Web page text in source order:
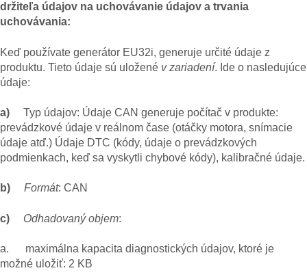
držiteľa údajov na uchovávanie údajov a trvania
uchovávania:
Keď používate generátor EU32i, generuje určité údaje z
produktu. Tieto údaje sú uložené v zariadení. Ide o nasledujúce
údaje:
a) Typ údajov: Údaje CAN generuje počítač v produkte:
prevádzkové údaje v reálnom čase (otáčky motora, snímacie
údaje atď.) Údaje DTC (kódy, údaje o prevádzkových
podmienkach, keď sa vyskytli chybové kódy), kalibračné údaje.
b) Formát: CAN
c) Odhadovaný objem:
a. maximálna kapacita diagnostických údajov, ktoré je
možné uložiť: 2 KB